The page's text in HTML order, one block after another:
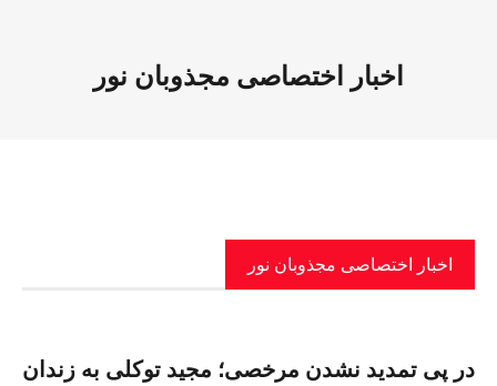
اخبار اختصاصی مجذوبان نور
اخبار اختصاصی مجذوبان نور
در پی تمدید نشدن مرخصی؛ مجید توکلی به زندان